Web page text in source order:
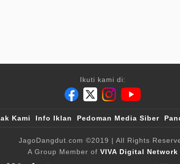
Ikuti kami di:
Kami Info Iklan Pedoman Media Siber
JagoDangdut.com ©2019 | All Rights
A Group Member of VIVA Digital Network